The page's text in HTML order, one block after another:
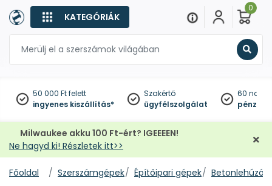
KATEGÓRIÁK
0
50 000 Ft felett
ingyenes kiszállítás*
Szakértő
ügyfélszolgálat
60
Milwaukee akku 100 Ft-ért? IGEEEEN!
Ne hagyd ki! Részletek itt>>
Főoldal Szerszámgépek Építőipari gépek Betonlehúzók